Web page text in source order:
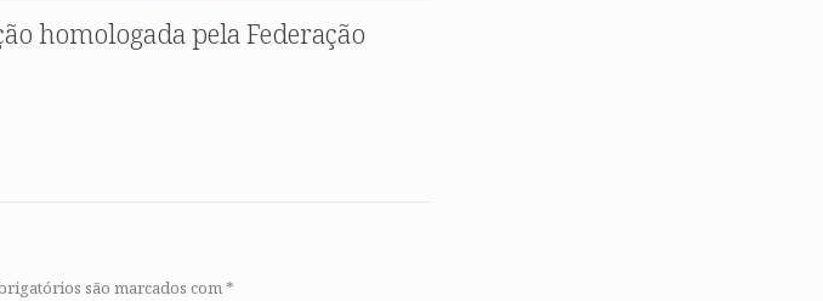
homologada pela Federação
são marcados com *